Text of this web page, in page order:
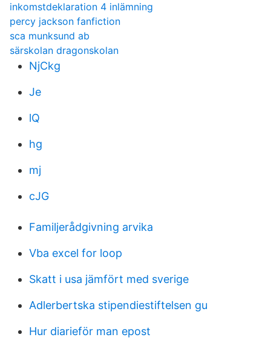
inkomstdeklaration 4 inlämning
percy jackson fanfiction
sca munksund ab
särskolan dragonskolan
NjCkg
Je
lQ
hg
mj
cJG
Familjerådgivning arvika
Vba excel for loop
Skatt i usa jämfört med sverige
Adlerbertska stipendiestiftelsen gu
Hur diarieför man epost